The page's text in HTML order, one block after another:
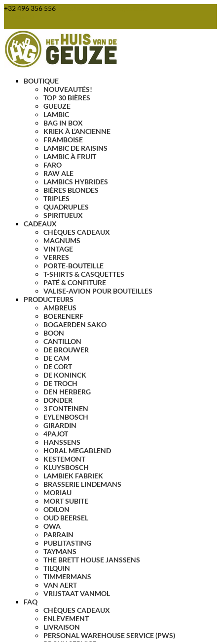
+32 496 356 556
BOUTIQUE
NOUVEAUTÉS!
TOP 30 BIÈRES
GUEUZE
LAMBIC
BAG IN BOX
KRIEK À L’ANCIENNE
FRAMBOISE
LAMBIC DE RAISINS
LAMBIC À FRUIT
FARO
RAW ALE
LAMBICS HYBRIDES
BIÈRES BLONDES
TRIPLES
QUADRUPLES
SPIRITUEUX
CADEAUX
CHÈQUES CADEAUX
MAGNUMS
VINTAGE
VERRES
PORTE-BOUTEILLE
T-SHIRTS & CASQUETTES
PATÉ & CONFITURE
VALISE-AVION POUR BOUTEILLES
PRODUCTEURS
AMBREUS
BOERENERF
BOGAERDEN SAKO
BOON
CANTILLON
DE BROUWER
DE CAM
DE CORT
DE KONINCK
DE TROCH
DEN HERBERG
DONDER
3 FONTEINEN
EYLENBOSCH
GIRARDIN
4PAJOT
HANSSENS
HORAL MEGABLEND
KESTEMONT
KLUYSBOSCH
LAMBIEK FABRIEK
BRASSERIE LINDEMANS
MORIAU
MORT SUBITE
ODILON
OUD BEERSEL
OWA
PARRAIN
PUBLITASTING
TAYMANS
THE BRETT HOUSE JANSSENS
TILQUIN
TIMMERMANS
VAN AERT
VRIJSTAAT VANMOL
FAQ
CHÈQUES CADEAUX
ENLÈVEMENT
LIVRAISON
PERSONAL WAREHOUSE SERVICE (PWS)